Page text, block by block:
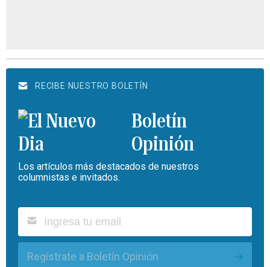
RECIBE NUESTRO BOLETÍN
Boletín
Opinión
Los artículos más destacados de nuestros
columnistas e invitados.
Regístrate a Boletín Opinión